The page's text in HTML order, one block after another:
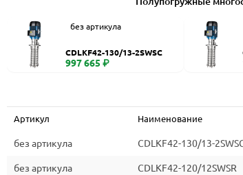
без артикула
CDLKF42-130/13-2SWSC
997 665 ₽
Артикул Наименование
без артикула CDLKF42-130/13-
без артикула CDLKF42-120/12SWSR